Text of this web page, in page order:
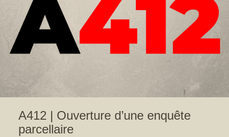
A412 | Ouverture d’une enquête
parcellaire